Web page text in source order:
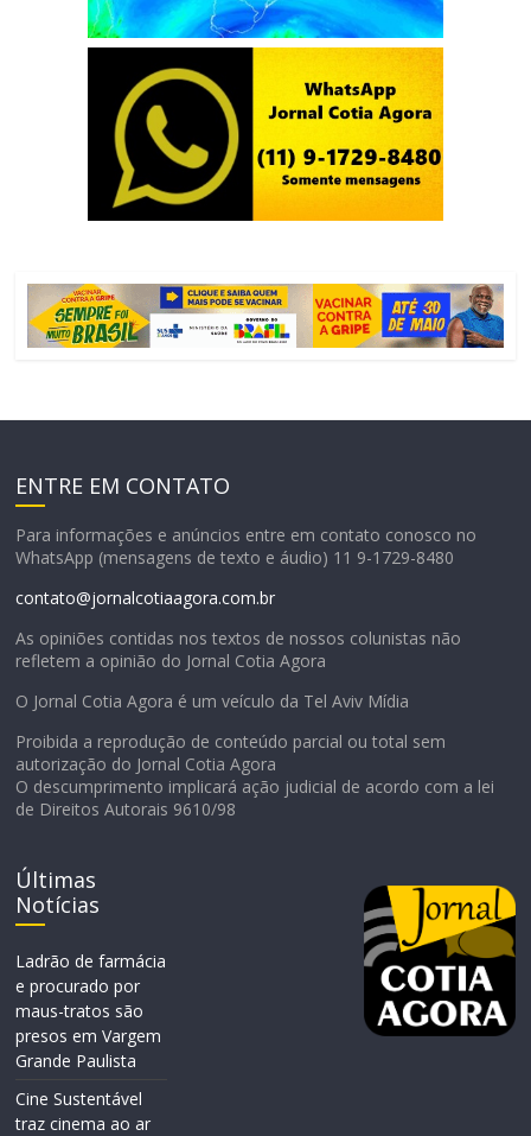
ENTRE EM CONTATO
Para informações e anúncios entre em contato conosco no
WhatsApp (mensagens de texto e áudio) 11 9-1729-8480
contato@jornalcotiaagora.com.br
As opiniões contidas nos textos de nossos colunistas não
refletem a opinião do Jornal Cotia Agora
O Jornal Cotia Agora é um veículo da Tel Aviv Mídia
Proibida a reprodução de conteúdo parcial ou total sem
autorização do Jornal Cotia Agora
O descumprimento implicará ação judicial de acordo com a lei
de Direitos Autorais 9610/98
Últimas
Notícias
Ladrão de farmácia
e procurado por
maus-tratos são
presos em Vargem
Grande Paulista
Cine Sustentável
traz cinema ao ar